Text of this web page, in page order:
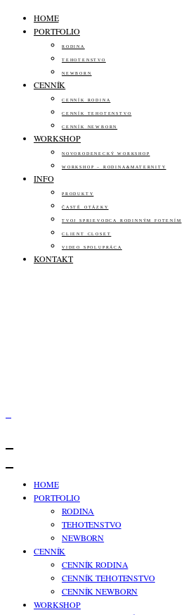
HOME
PORTFOLIO
RODINA
TEHOTENSTVO
NEWBORN
CENNÍK
CENNÍK RODINA
CENNÍK TEHOTENSTVO
CENNÍK NEWBORN
WORKSHOP
NOVORODENECKÝ WORKSHOP
WORKSHOP – RODINA&MATERNITY
INFO
PRODUKTY
ČASTÉ OTÁZKY
TVOJ SPRIEVODCA RODINNÝM FOTENÍM
CLIENT CLOSET
VIDEO SPOLUPRÁCA
KONTAKT
HOME
PORTFOLIO
RODINA
TEHOTENSTVO
NEWBORN
CENNÍK
CENNÍK RODINA
CENNÍK TEHOTENSTVO
CENNÍK NEWBORN
WORKSHOP